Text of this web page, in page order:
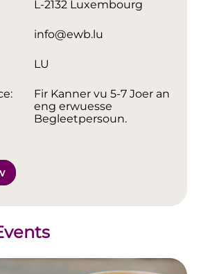
L-2132 Luxembourg
info@ewb.lu
LU
Fir Kanner vu 5-7 Joer an
eng erwuesse
Begleetpersoun.